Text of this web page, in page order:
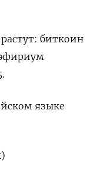
биткоин
эфириум
языке